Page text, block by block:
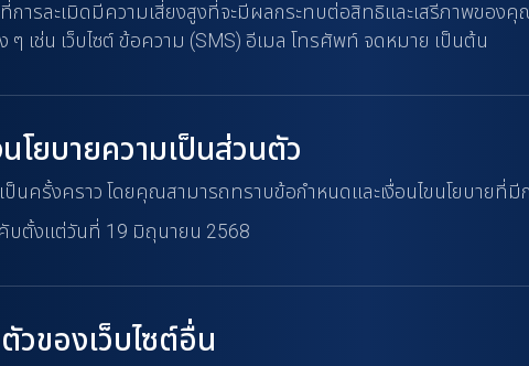
การละเมิดมีความเสี่ยงสูงที่จะมีผลกระทบต่อสิทธิและเสรีภาพของ
ๆ เช่น เว็บไซต์ ข้อความ (SMS) อีเมล โทรศัพท์ จดหมาย เป็นต้น
โยบายความเป็นส่วนตัว
ป็นครั้งคราว โดยคุณสามารถทราบข้อกำหนดและเงื่อนไขนโยบายที่มี
บตั้งแต่วันที่ 19 มิถุนายน 2568
วของเว็บไซต์อื่น